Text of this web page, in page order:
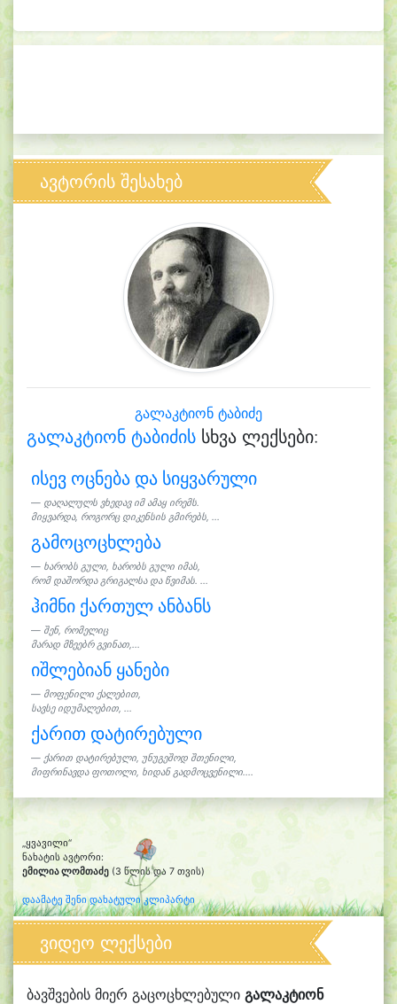
ავტორის შესახებ
გალაკტიონ ტაბიძე
გალაკტიონ ტაბიძის სხვა ლექსები:
ისევ ოცნება და სიყვარული
დაღალულს ვხედავ იმ ამაყ ირემს.
მიყვარდა, როგორც დიკენსის გმირებს, ...
გამოცოცხლება
ხარობს გული, ხარობს გული იმას,
რომ დაშორდა გრიგალსა და წვიმას. ...
ჰიმნი ქართულ ანბანს
შენ, რომელიც
მარად მზეებრ გვინათ,...
იშლებიან ყანები
მოფენილი ქალებით,
სავსე იდუმალებით, ...
ქარით დატირებული
ქარით დატირებული, უნუგეშოდ შთენილი,
მიფრინავდა ფოთოლი, ხიდან გადმოცვენილი....
„ყვავილი“
ნახატის ავტორი:
ემილია ლომთაძე (3 წლის და 7 თვის)
დაამატე შენი დახატული კლიპარტი
ვიდეო ლექსები
ბავშვების მიერ გაცოცხლებული გალაკტიონ